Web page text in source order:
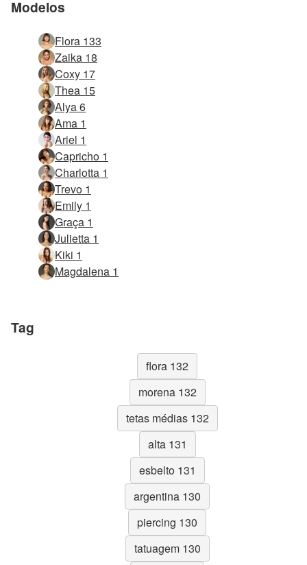
Modelos
Flora 133
Zaika 18
Coxy 17
Thea 15
Alya 6
Ama 1
Ariel 1
Capricho 1
Charlotta 1
Trevo 1
Emily 1
Graça 1
Julietta 1
Kiki 1
Magdalena 1
Tag
flora 132
morena 132
tetas médias 132
alta 131
esbelto 131
argentina 130
piercing 130
tatuagem 130